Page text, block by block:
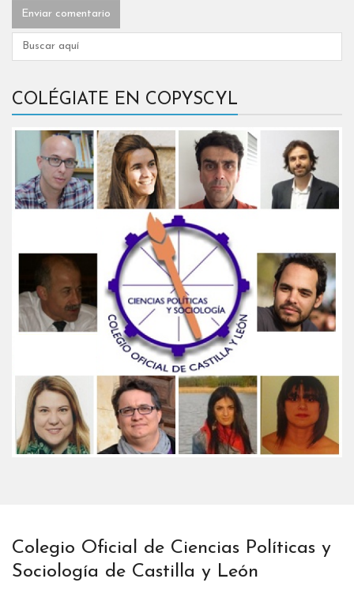
COLÉGIATE EN COPYSCYL
Colegio Oficial de Ciencias Políticas y
Sociología de Castilla y León